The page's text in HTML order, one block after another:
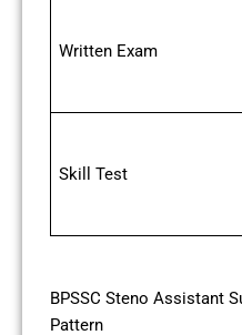
Written Exam
Skill Test
BPSSC Steno Assistant
Pattern